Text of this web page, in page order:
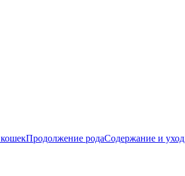
Продолжение родаСодержание и уход